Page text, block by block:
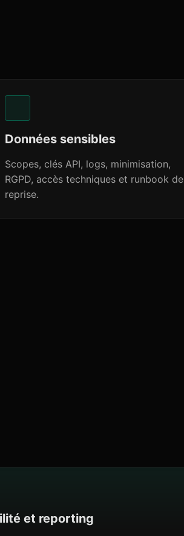
Données sensibles
Scopes, clés API, logs, minimisation,
RGPD, accès techniques et runbook de
reprise.
et reporting